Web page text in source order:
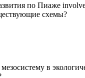
по Пиаже
схемы?
мезосистему в